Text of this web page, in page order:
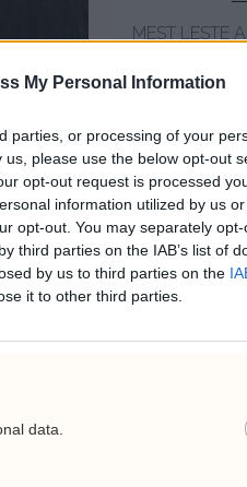
My Personal Information
parties, or processing of your
please use the below opt-out
opt-out request is processed
information utilized by us
opt-out. You may separately
third parties on the IAB’s list of
by us to third parties on the
it to other third parties.
data.
MEST LESTE
6.
26.
31.